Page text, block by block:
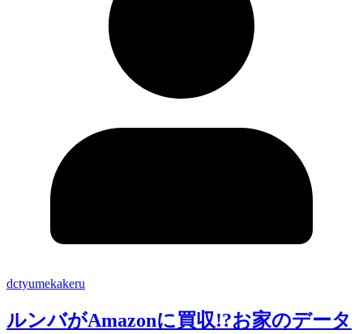
dctyumekakeru
ルンバがAmazonに買収!?お家のデータ